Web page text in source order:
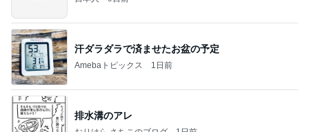
汗ダラダラで済ませたお盆の予定
Amebaトピックス 1日前
排水溝のアレ